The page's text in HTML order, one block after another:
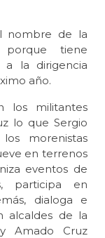
de la
porque tiene
a la dirigencia
año.
militantes
lo que Sergio
morenistas
en terrenos
eventos de
participa en
dialoga e
alcaldes de la
Amado Cruz